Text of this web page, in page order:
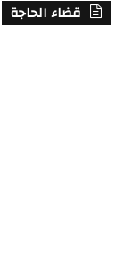
قضاء الحاجة